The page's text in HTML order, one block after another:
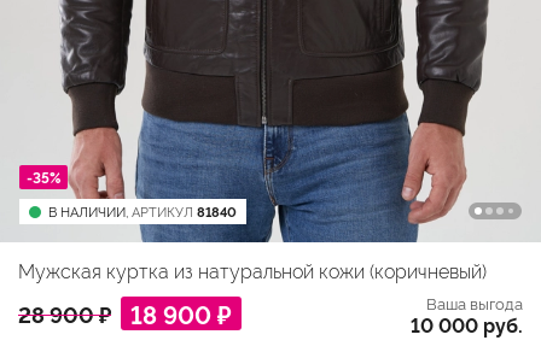
-35%
В НАЛИЧИИ, АРТИКУЛ 81840
Мужская куртка из натуральной кожи (коричневый)
28 900 ₽ 18 900 ₽ Ваша выгода
10 000 руб.